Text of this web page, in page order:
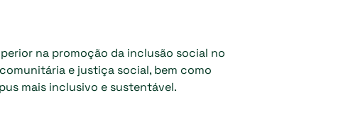
na promoção da inclusão social no
e justiça social, bem como
mais inclusivo e sustentável.